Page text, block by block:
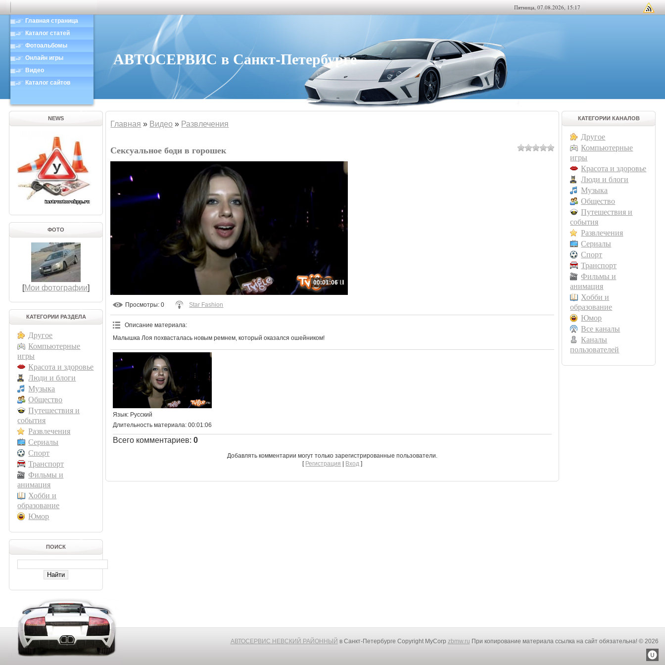
Пятница, 07.08.2026, 15:17
Главная страница
Каталог статей
Фотоальбомы
Онлайн игры
Видео
Каталог сайтов
АВТОСЕРВИС в Санкт-Петербурге
NEWS
ФОТО
[Мои фотографии]
КАТЕГОРИИ РАЗДЕЛА
Другое
Компьютерные
игры
Красота и здоровье
Люди и блоги
Музыка
Общество
Путешествия и
события
Развлечения
Сериалы
Спорт
Транспорт
Фильмы и
анимация
Хобби и
образование
Юмор
ПОИСК
Главная » Видео » Развлечения
Сексуальное боди в горошек
00:01:06
Просмотры: 0 Star Fashion
Описание материала:
Малышка Лоя похвасталась новым ремнем, который оказался ошейником!
Язык: Русский
Длительность материала: 00:01:06
Всего комментариев:0
Добавлять комментарии могут только зарегистрированные пользователи.
[ Регистрация | Вход ]
КАТЕГОРИИ КАНАЛОВ
Другое
Компьютерные
игры
Красота и здоровье
Люди и блоги
Музыка
Общество
Путешествия и
события
Развлечения
Сериалы
Спорт
Транспорт
Фильмы и
анимация
Хобби и
образование
Юмор
Все каналы
Каналы
пользователей
АВТОСЕРВИС НЕВСКИЙ РАЙОННЫЙ в Санкт-Петербурге Copyright MyCorp zbmw.ru При копирование материала ссылка на сайт обязательна! © 2026